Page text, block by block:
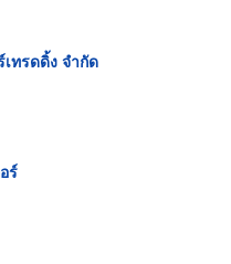
ทรดดิ้ง จำกัด
ร์